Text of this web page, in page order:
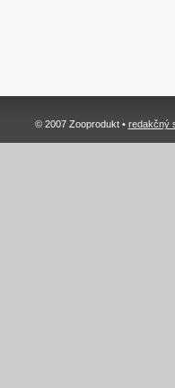
© 2007 Zooprodukt • redakčný